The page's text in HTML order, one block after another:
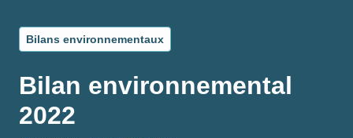
Bilans environnementaux
Bilan environnemental
2022